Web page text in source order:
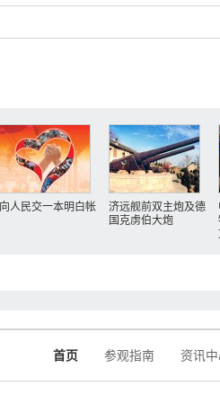
向人民交一本明白帐
济远舰前双主炮及德
国克虏伯大炮
首页 参观指南 资讯